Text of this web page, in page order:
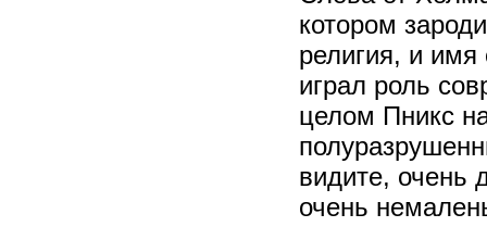
котором
религия, и
играл роль
целом Пникс
видите, очень
очень